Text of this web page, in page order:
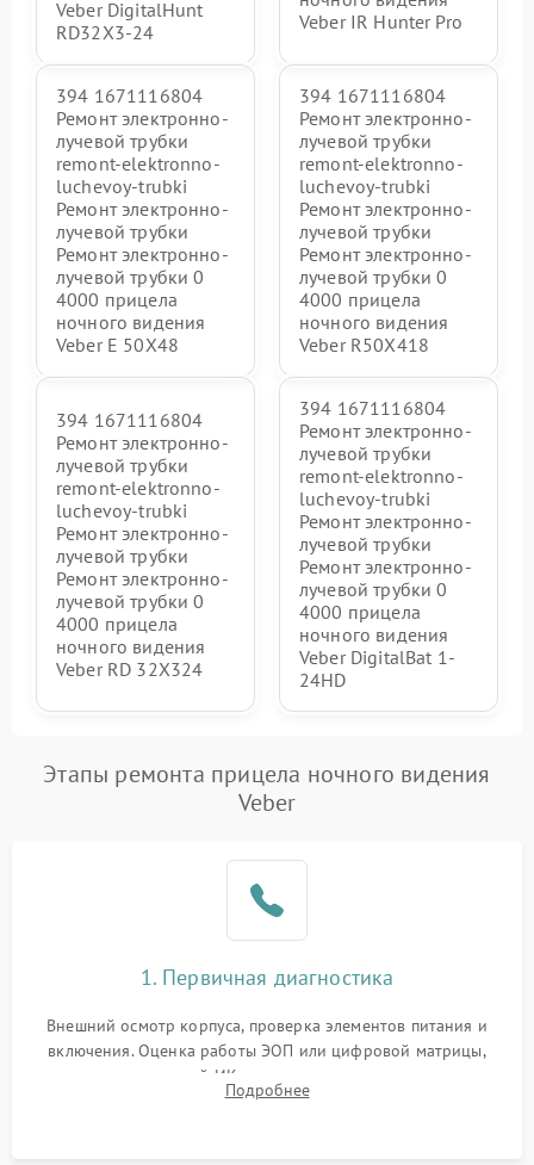
Veber DigitalHunt
RD32X3-24
Veber IR Hunter Pro
394 1671116804
Ремонт электронно-
лучевой трубки
remont-elektronno-
luchevoy-trubki
Ремонт электронно-
лучевой трубки
Ремонт электронно-
лучевой трубки 0
4000 прицела
ночного видения
Veber E 50X48
394 1671116804
Ремонт электронно-
лучевой трубки
remont-elektronno-
luchevoy-trubki
Ремонт электронно-
лучевой трубки
Ремонт электронно-
лучевой трубки 0
4000 прицела
ночного видения
Veber R50X418
394 1671116804
Ремонт электронно-
лучевой трубки
remont-elektronno-
luchevoy-trubki
Ремонт электронно-
лучевой трубки
Ремонт электронно-
лучевой трубки 0
4000 прицела
ночного видения
Veber RD 32X324
394 1671116804
Ремонт электронно-
лучевой трубки
remont-elektronno-
luchevoy-trubki
Ремонт электронно-
лучевой трубки
Ремонт электронно-
лучевой трубки 0
4000 прицела
ночного видения
Veber DigitalBat 1-
24HD
Этапы ремонта прицела ночного видения
Veber
1. Первичная диагностика
Внешний осмотр корпуса, проверка элементов питания и
включения. Оценка работы ЭОП или цифровой матрицы,
проверка встроенной ИК-подсветки и механизма выверки
прицельной сетки. Выявление видимых дефектов оптики и
Подробнее